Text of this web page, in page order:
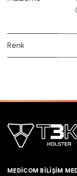
Renk
MEDICOM BILIŞIM